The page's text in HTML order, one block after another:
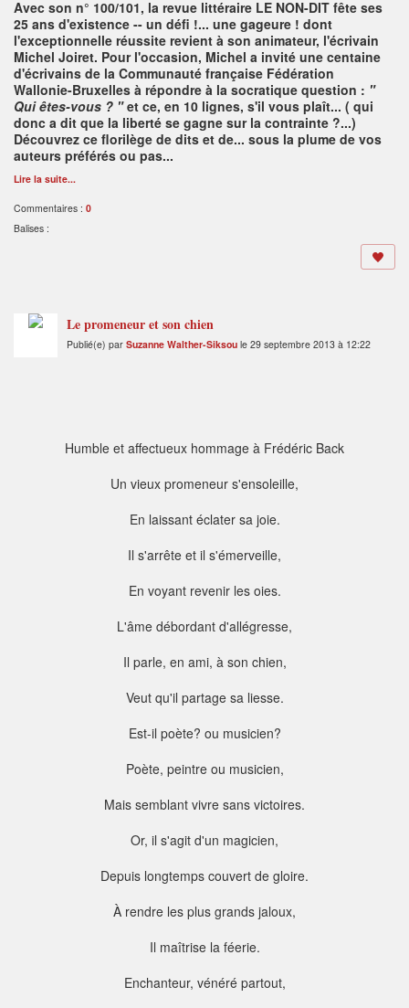
Avec son n° 100/101, la revue littéraire LE NON-DIT fête ses
25 ans d'existence -- un défi !... une gageure ! dont
l'exceptionnelle réussite revient à son animateur, l'écrivain
Michel Joiret. Pour l'occasion, Michel a invité une centaine
d'écrivains de la Communauté française Fédération
Wallonie-Bruxelles à répondre à la socratique question : "
Qui êtes-vous ? "et ce, en 10 lignes, s'il vous plaît... ( qui
donc a dit que la liberté se gagne sur la contrainte ?...)
Découvrez ce florilège de dits et de... sous la plume de vos
auteurs préférés ou pas...
Lire la suite...
Commentaires : 0
Balises :
Le promeneur et son chien
Publié(e) par Suzanne Walther-Siksou le 29 septembre 2013 à 12:22
Humble et affectueux hommage à Frédéric Back
Un vieux promeneur s'ensoleille,
En laissant éclater sa joie.
Il s'arrête et il s'émerveille,
En voyant revenir les oies.
L'âme débordant d'allégresse,
Il parle, en ami, à son chien,
Veut qu'il partage sa liesse.
Est-il poète? ou musicien?
Poète, peintre ou musicien,
Mais semblant vivre sans victoires.
Or, il s'agit d'un magicien,
Depuis longtemps couvert de gloire.
À rendre les plus grands jaloux,
Il maîtrise la féerie.
Enchanteur, vénéré partout,